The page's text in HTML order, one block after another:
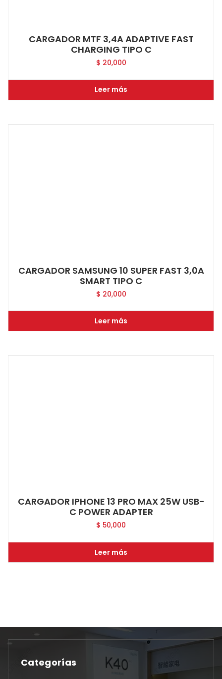
CARGADOR MTF 3,4A ADAPTIVE FAST
CHARGING TIPO C
$ 20,000
Leer más
CARGADOR SAMSUNG 10 SUPER FAST 3,0A
SMART TIPO C
$ 20,000
Leer más
CARGADOR IPHONE 13 PRO MAX 25W USB-
C POWER ADAPTER
$ 50,000
Leer más
Categorías